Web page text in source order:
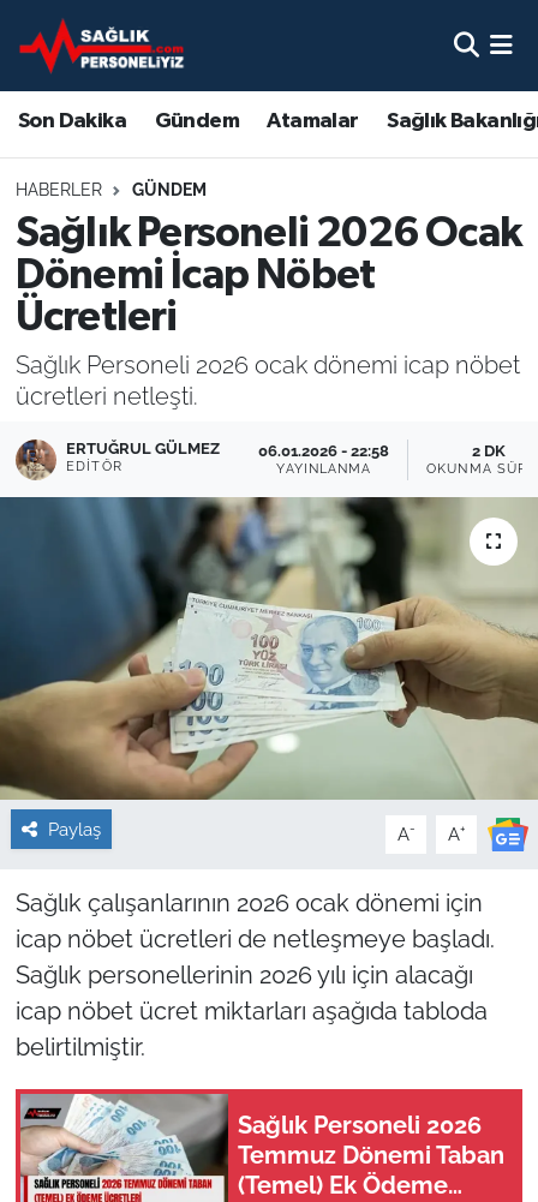
Son Dakika Gündem Atamalar Sağlık
HABERLER GÜNDEM
Sağlık Personeli 2026 Ocak
Dönemi İcap Nöbet
Ücretleri
Sağlık Personeli 2026 ocak dönemi icap nöbet
ücretleri netleşti.
ERTUĞRUL GÜLMEZ
EDITÖR
06.01.2026 - 22:58
YAYINLANMA
2 DK
OKUNMA
Paylaş A- A+
Sağlık çalışanlarının 2026 ocak dönemi için
icap nöbet ücretleri de netleşmeye başladı.
Sağlık personellerinin 2026 yılı için alacağı
icap nöbet ücret miktarları aşağıda tabloda
belirtilmiştir.
Sağlık Personeli 2026
Temmuz Dönemi Taban
(Temel) Ek Ödeme
Son Dakika
Gündem
Atamalar
Sağlık Bakanlığı
Mevzuat
Sendika
Sağlık Personeli Alımı
Güncel
Kamu Alımları
Nöbetçi Eczaneler
Hava Durumu
Namaz Vakitleri
Trafik Durumu
Süper Lig Puan Durumu ve Fikstür
Tüm Manşetler
Son Dakika Haberleri
Haber Arşivi